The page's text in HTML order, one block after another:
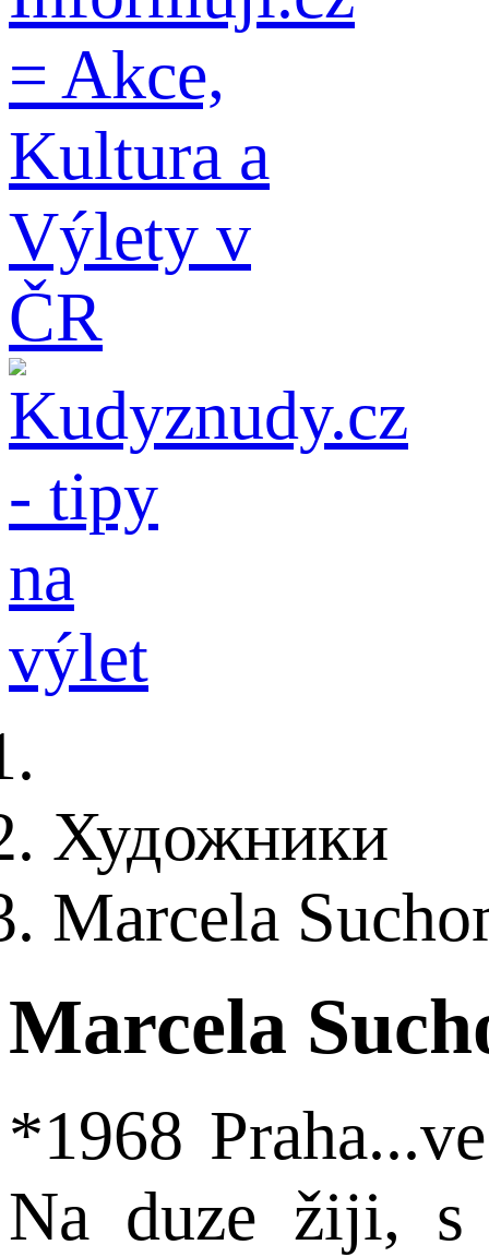
Художники
Marcela
Marcela
*1968
Na duze žiji,